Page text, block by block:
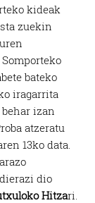
kideak
zuekin
bateko
iragarrita
izan
atzeratu
13ko data.
dio
Hitzari.